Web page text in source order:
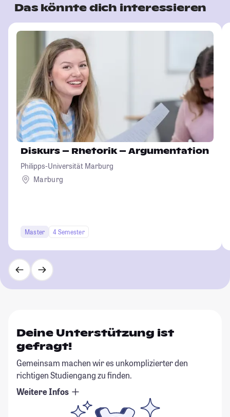
Das könnte dich interessieren
Diskurs – Rhetorik – Argumentation
Philipps-Universität Marburg
Marburg
Master 4 Semester
Deine Unterstützung ist
gefragt!
Gemeinsam machen wir es unkomplizierter den
richtigen Studiengang zu finden.
Weitere Infos